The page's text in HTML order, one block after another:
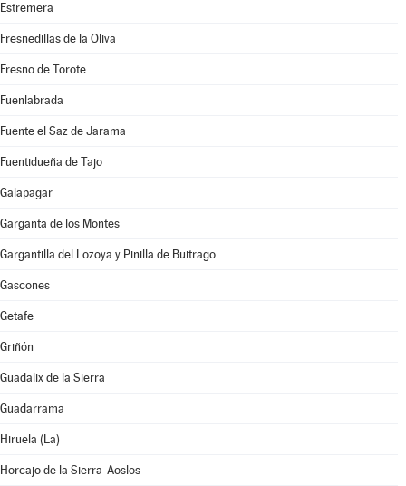
Estremera
Fresnedillas de la Oliva
Fresno de Torote
Fuenlabrada
Fuente el Saz de Jarama
Fuentidueña de Tajo
Galapagar
Garganta de los Montes
Gargantilla del Lozoya y Pinilla de Buitrago
Gascones
Getafe
Griñón
Guadalix de la Sierra
Guadarrama
Hiruela (La)
Horcajo de la Sierra-Aoslos